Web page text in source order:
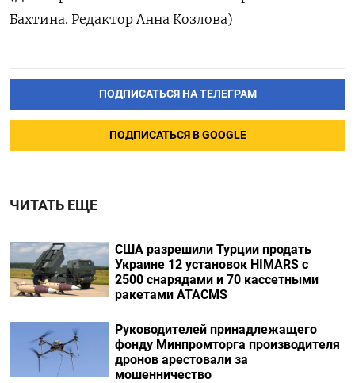
Бахтина. Редактор Анна Козлова)
ПОДПИСАТЬСЯ НА ТЕЛЕГРАМ
ПОДПИСАТЬСЯ В GOOGLE
ЧИТАТЬ ЕЩЕ
США разрешили Турции продать
Украине 12 установок HIMARS с
2500 снарядами и 70 кассетными
ракетами ATACMS
Руководителей принадлежащего
фонду Минпромторга производителя
дронов арестовали за
мошенничество